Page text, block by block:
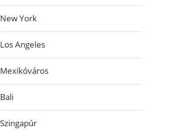
New York
Los Angeles
Mexikóváros
Bali
Szingapúr